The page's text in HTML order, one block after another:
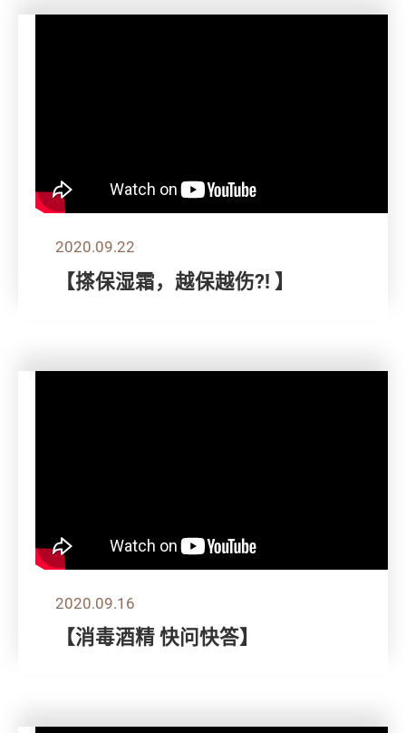
2020.09.22
【搽保湿霜，越保越伤?! 】
2020.09.16
【消毒酒精 快问快答】